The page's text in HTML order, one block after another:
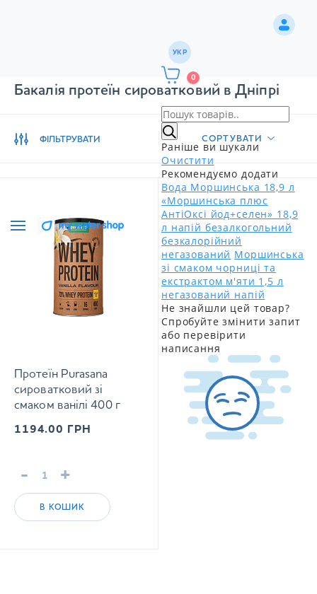
УКР
0
Раніше ви шукали
Очистити
Рекомендуємо додати
Вода Моршинська 18,9 л
«Моршинська плюс
АнтіОксі йод+селен» 18,9
л напій безалкогольний
безкалорійний
негазований Моршинська
зі смаком чорниці та
екстрактом м'яти 1,5 л
негазований напій
Не знайшли цей товар?
Спробуйте змінити запит
або перевірити
написання
Бакалія протеїн сироватковий в Дніпрі
ФІЛЬТРУВАТИ СОРТУВАТИ
Протеїн Purasana
сироватковий зі
смаком ванілі 400 г
1194.00 ГРН
- +
В КОШИК